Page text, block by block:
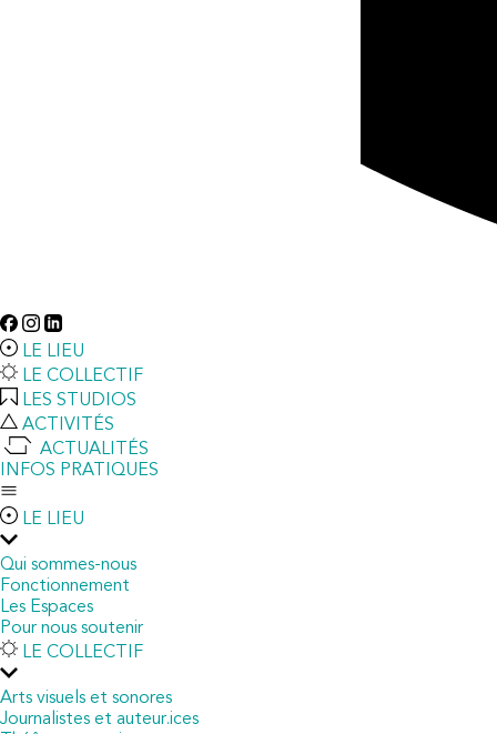
LE LIEU
LE COLLECTIF
LES STUDIOS
ACTIVITÉS
ACTUALITÉS
INFOS PRATIQUES
LE LIEU
Qui sommes-nous
Fonctionnement
Les Espaces
Pour nous soutenir
LE COLLECTIF
Arts visuels et sonores
Journalistes et auteur.ices